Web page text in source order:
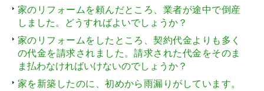
家のリフォームを頼んだところ、業者が途中で倒産
しました。どうすればよいでしょうか？
家のリフォームをしたところ、契約代金よりも多く
の代金を請求されました。請求された代金をそのま
ま払わなければいけないのでしょうか？
家を新築したのに、初めから雨漏りがしています。